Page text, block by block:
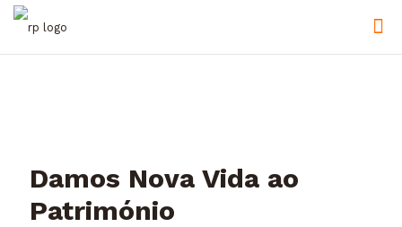
Damos Nova Vida ao
Património